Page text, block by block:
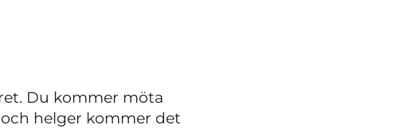
Du kommer möta
helger kommer det